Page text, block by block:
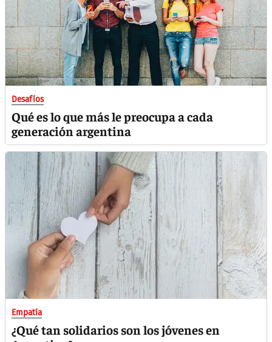
Desafíos
Qué es lo que más le preocupa a cada
generación argentina
Empatía
¿Qué tan solidarios son los jóvenes en